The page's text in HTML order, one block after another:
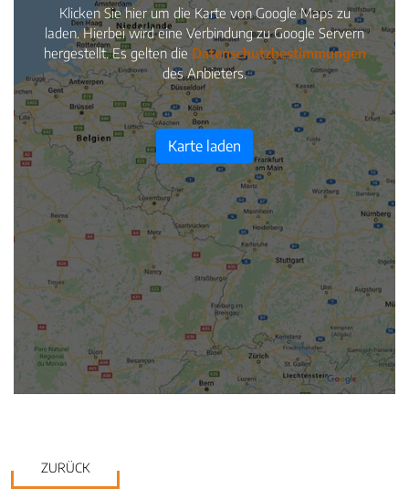
Klicken Sie hier um die Karte von Google Maps zu
laden. Hierbei wird eine Verbindung zu Google Servern
hergestellt. Es gelten die Datenschutzbestimmungen
des Anbieters.
Karte laden
ZURÜCK